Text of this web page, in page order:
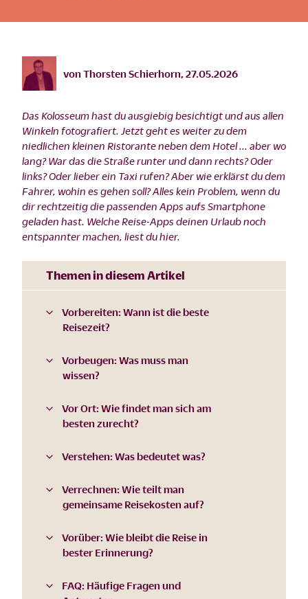
vonThorsten Schierhorn 27.05.2026
Das Kolosseum hast du ausgiebig besichtigt und aus allen
Winkeln fotografiert. Jetzt geht es weiter zu dem
niedlichen kleinen Ristorante neben dem Hotel ... aber wo
lang? War das die Straße runter und dann rechts? Oder
links? Oder lieber ein Taxi rufen? Aber wie erklärst du dem
Fahrer, wohin es gehen soll? Alles kein Problem, wenn du
dir rechtzeitig die passenden Apps aufs Smartphone
geladen hast. Welche Reise-Apps deinen Urlaub noch
entspannter machen, liest du hier.
Themen in diesem Artikel
Vorbereiten: Wann ist die beste
Reisezeit?
Vorbeugen: Was muss man
wissen?
Vor Ort: Wie findet man sich am
besten zurecht?
Verstehen: Was bedeutet was?
Verrechnen: Wie teilt man
gemeinsame Reisekosten auf?
Vorüber: Wie bleibt die Reise in
bester Erinnerung?
FAQ: Häufige Fragen und